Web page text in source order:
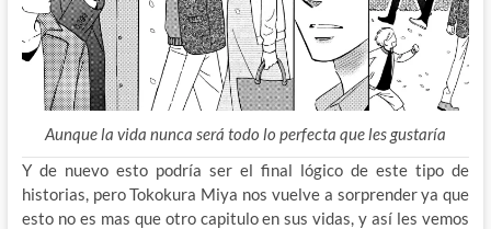
Aunque la vida nunca será todo lo perfecta que les gustaría
Y de nuevo esto podría ser el final lógico de este tipo de
historias, pero Tokokura Miya nos vuelve a sorprender ya que
esto no es mas que otro capitulo en sus vidas, y así les vemos